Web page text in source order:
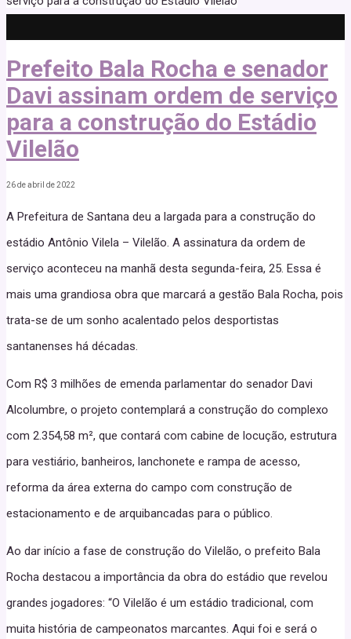
Prefeito Bala Rocha e senador
Davi assinam ordem de serviço
para a construção do Estádio
Vilelão
26 de abril de 2022
A Prefeitura de Santana deu a largada para a construção do
estádio Antônio Vilela – Vilelão. A assinatura da ordem de
serviço aconteceu na manhã desta segunda-feira, 25. Essa é
mais uma grandiosa obra que marcará a gestão Bala Rocha, pois
trata-se de um sonho acalentado pelos desportistas
santanenses há décadas.
Com R$ 3 milhões de emenda parlamentar do senador Davi
Alcolumbre, o projeto contemplará a construção do complexo
com 2.354,58 m², que contará com cabine de locução, estrutura
para vestiário, banheiros, lanchonete e rampa de acesso,
reforma da área externa do campo com construção de
estacionamento e de arquibancadas para o público.
Ao dar início a fase de construção do Vilelão, o prefeito Bala
Rocha destacou a importância da obra do estádio que revelou
grandes jogadores: “O Vilelão é um estádio tradicional, com
muita história de campeonatos marcantes. Aqui foi e será o